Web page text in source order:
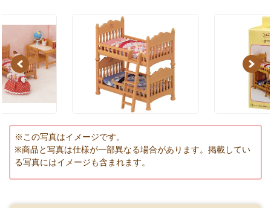
Previous Next
※この写真はイメージです。
※商品と写真は仕様が一部異なる場合があります。掲載してい
る写真にはイメージも含まれます。